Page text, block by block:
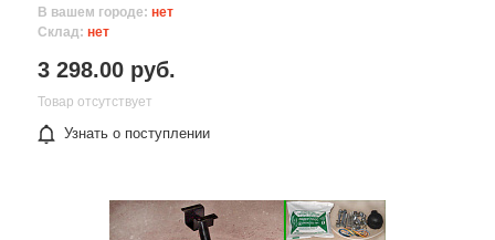
В вашем городе: нет
Склад: нет
3 298.00 руб.
Товар отсутствует
Узнать о поступлении